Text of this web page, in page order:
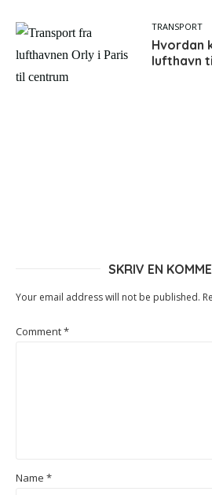
TRANSPORT
Hvordan
lufthavn
SKRIV EN
Your email address will not be published.
Comment*
Name *